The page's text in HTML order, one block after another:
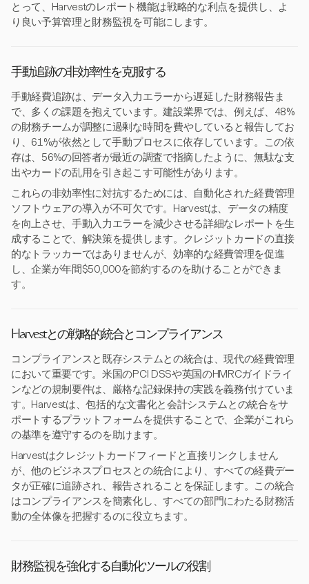
とって、Harvestのレポート機能は戦略的な利点を提供し、よ
り良い予算管理と財務監視を可能にします。
手動追跡の非効率性を克服する
手動経費追跡は、データ入力エラーから遅延した財務報告ま
で、多くの課題を抱えています。建設業界では、例えば、48%
の財務チームが調整に過剰な時間を費やしていると報告してお
り、61%が依然として手動プロセスに依存しています。この依
存は、56%の回答者が最近の調査で指摘したように、無駄な支
出やカードの乱用を引き起こす可能性があります。
これらの非効率性に対抗するためには、自動化された経費管理
ソフトウェアの導入が不可欠です。Harvestは、データの精度
を向上させ、手動入力エラーを減少させる詳細なレポートを生
成することで、解決策を提供します。クレジットカードの直接
的なトラッカーではありませんが、効率的な経費管理を促進
し、企業が年間$50,000を節約するのを助けることができま
す。
Harvestとの戦略的統合とコンプライアンス
コンプライアンスと既存システムとの統合は、現代の経費管理
において重要です。米国のPCI DSSや英国のHMRCガイドライ
ンなどの規制要件は、厳格な記録保持の実践を義務付けていま
す。Harvestは、包括的な文書化と会計システムとの統合をサ
ポートするプラットフォームを提供することで、企業がこれら
の基準を遵守するのを助けます。
Harvestはクレジットカードフィードと直接リンクしません
が、他のビジネスプロセスとの統合により、すべての経費デー
タが正確に追跡され、報告されることを保証します。この統合
はコンプライアンスを簡素化し、すべての部門にわたる財務活
動の全体像を把握するのに役立ちます。
財務監視を強化する自動化ツールの役割